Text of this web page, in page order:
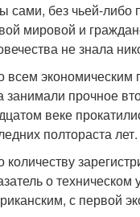
сами, без чьей-либо
мировой и
не знала
всем экономическим
занимали прочное
веке
полтораста лет.
количеству
о
с первой